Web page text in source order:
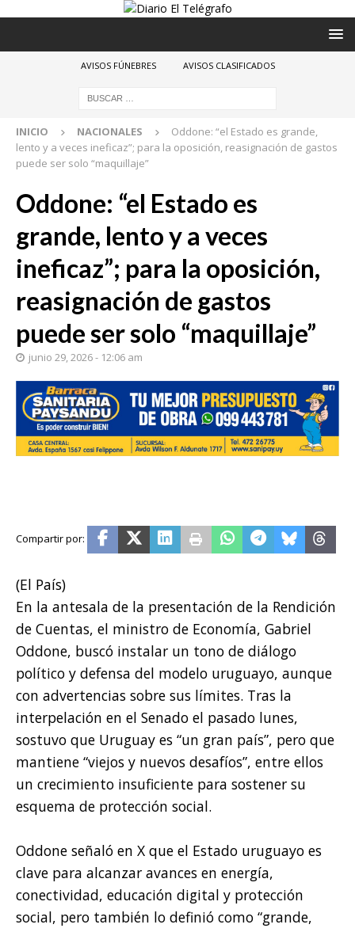
AVISOS FÚNEBRES AVISOS CLASIFICADOS
INICIO NACIONALES
Oddone: “el Estado es grande,
lento y a veces ineficaz”; para la oposición, reasignación de gastos
puede ser solo “maquillaje”
Oddone: “el Estado es
grande, lento y a veces
ineficaz”; para la oposición,
reasignación de gastos
puede ser solo “maquillaje”
junio 29, 2026 - 12:06 am
(El País)
En la antesala de la presentación de la Rendición
de Cuentas, el ministro de Economía, Gabriel
Oddone, buscó instalar un tono de diálogo
político y defensa del modelo uruguayo, aunque
con advertencias sobre sus límites. Tras la
interpelación en el Senado el pasado lunes,
sostuvo que Uruguay es “un gran país”, pero que
mantiene “viejos y nuevos desafíos”, entre ellos
un crecimiento insuficiente para sostener su
esquema de protección social.
Oddone señaló en X que el Estado uruguayo es
clave para alcanzar avances en energía,
conectividad, educación digital y protección
social, pero también lo definió como “grande,